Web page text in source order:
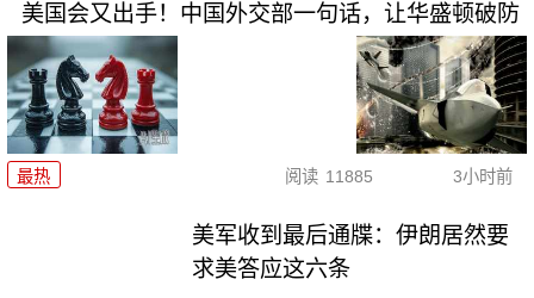
美国会又出手！中国外交部一句话，让华盛顿破防
最热 阅读 11885 3小时前
美军收到最后通牒：伊朗居然要
求美答应这六条